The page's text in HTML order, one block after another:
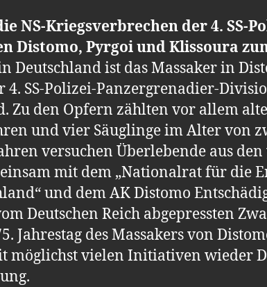
NS-Kriegsverbrechen der 4. SS-
Distomo, Pyrgoi und Klissoura
Deutschland ist das Massaker in
4. SS-Polizei-Panzergrenadier-
Zu den Opfern zählten vor allem
und vier Säuglinge im Alter von
versuchen Überlebende aus
mit dem „Nationalrat für die
und dem AK Distomo
Deutschen Reich abgepressten
Jahrestag des Massakers von
möglichst vielen Initiativen wieder